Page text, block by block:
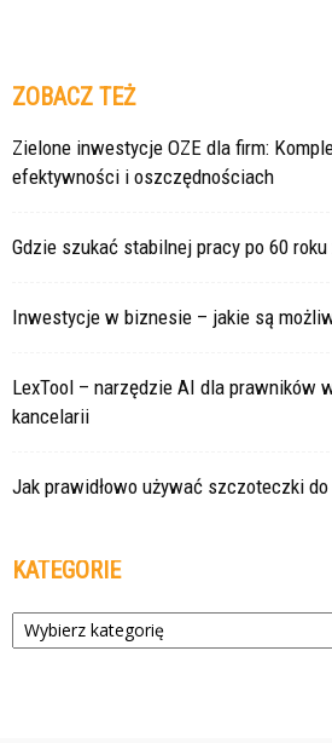
ZOBACZ TEŻ
Zielone inwestycje OZE dla firm:
efektywności i oszczędnościach
Gdzie szukać stabilnej pracy po 60 roku
Inwestycje w biznesie – jakie są
LexTool – narzędzie AI dla prawników
kancelarii
Jak prawidłowo używać szczoteczki do
KATEGORIE
Kategorie